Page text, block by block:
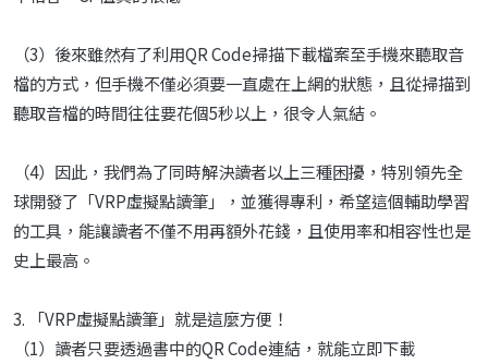
（3）後來雖然有了利用QR Code掃描下載檔案至手機來聽取音
檔的方式，但手機不僅必須要一直處在上網的狀態，且從掃描到
聽取音檔的時間往往要花個5秒以上，很令人氣結。
（4）因此，我們為了同時解決讀者以上三種困擾，特別領先全
球開發了「VRP虛擬點讀筆」，並獲得專利，希望這個輔助學習
的工具，能讓讀者不僅不用再額外花錢，且使用率和相容性也是
史上最高。
3. 「VRP虛擬點讀筆」就是這麼方便！
（1）讀者只要透過書中的QR Code連結，就能立即下載